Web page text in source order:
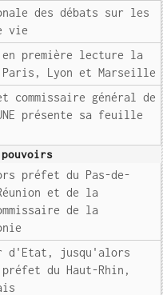
des débats sur les
vie
en première lecture la
Paris, Lyon et Marseille
commissaire général de
présente sa feuille
préfet du Pas-de-
et de la
de la
d'Etat, jusqu'alors
du Haut-Rhin,